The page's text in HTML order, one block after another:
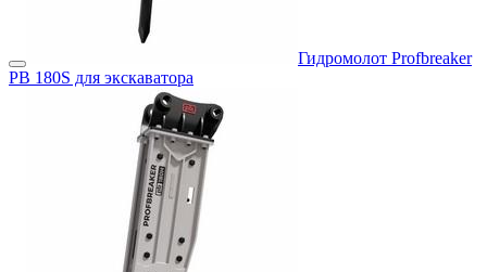
Гидромолот Profbreaker
PB 180S для экскаватора